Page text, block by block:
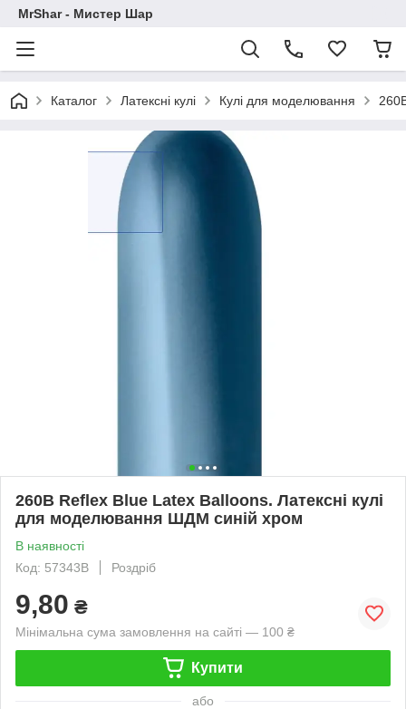
MrShar - Мистер Шар
Каталог Латексні кулі Кулі для моделювання
260B Reflex Blue Latex Balloons. Латексні кулі
для моделювання ШДМ синій хром
В наявності
Код: 57343B
Роздріб
9,80 ₴
Мінімальна сума замовлення на сайті — 100 ₴
Купити
або